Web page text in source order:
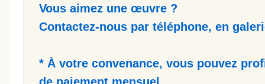
Vous aimez une œuvre ?
Contactez-nous par téléphone, en
* À votre convenance, vous pouvez
de paiement mensuel.